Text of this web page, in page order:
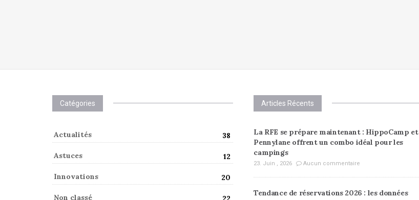
Catégories
Actualités 38
Astuces 12
Innovations 20
Non classé
Articles Récents
La RFE se prépare maintenant : HippoCamp et
Pennylane offrent un combo idéal pour les
campings
23. Juin , 2026 Aucun commentaire
Tendance de réservations 2026 : les données